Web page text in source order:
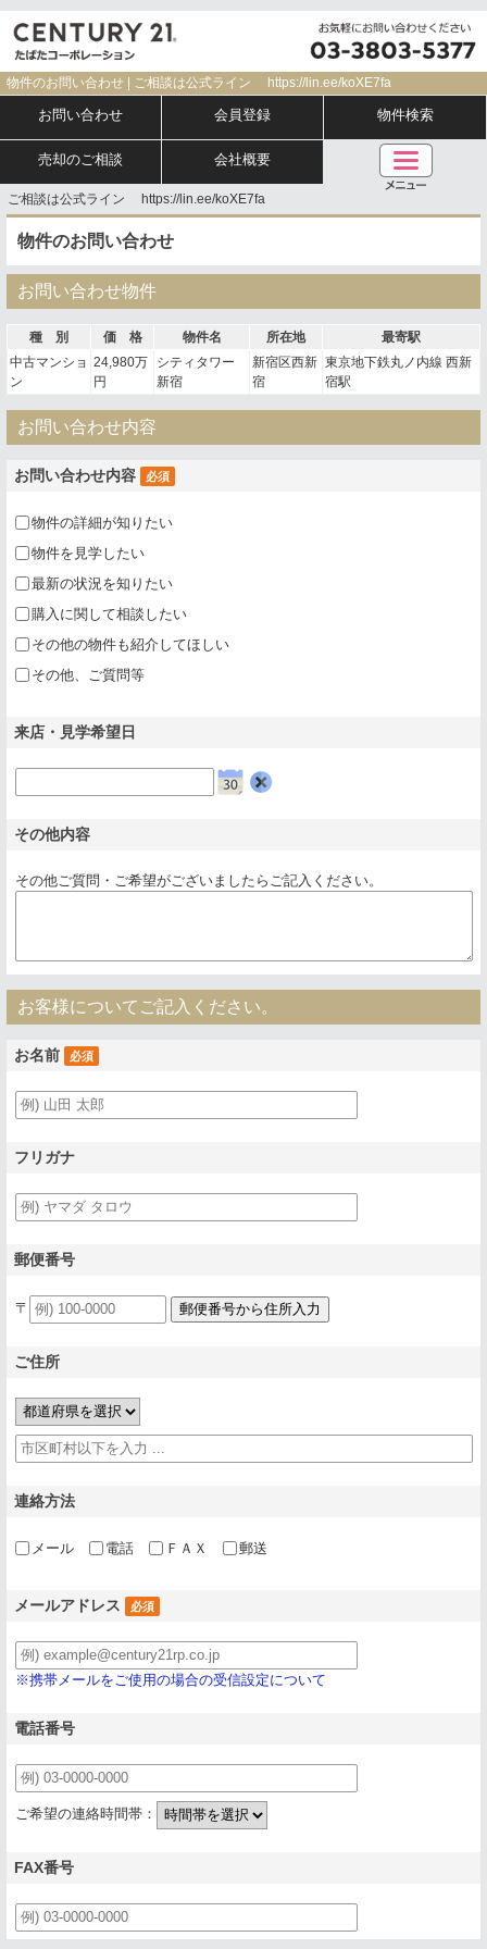
物件のお問い合わせ | ご相談は公式ライン https://lin.ee/koXE7fa
お問い合わせ 会員登録 物件検索
売却のご相談 会社概要
ご相談は公式ライン https://lin.ee/koXE7fa
物件のお問い合わせ
お問い合わせ物件
種 別 価 格 物件名 所在地
最寄駅
中古マンショ
ン
24,980万
円
シティタワー
新宿
新宿区西新
宿
東京地下鉄丸ノ内線 西新
宿駅
お問い合わせ内容
お問い合わせ内容 必須
物件の詳細が知りたい
物件を見学したい
最新の状況を知りたい
購入に関して相談したい
その他の物件も紹介してほしい
その他、ご質問等
来店・見学希望日
その他内容
その他ご質問・ご希望がございましたらご記入ください。
お客様についてご記入ください。
お名前 必須
フリガナ
郵便番号
〒
ご住所
連絡方法
メール 電話 ＦＡＸ 郵送
メールアドレス 必須
※携帯メールをご使用の場合の受信設定について
電話番号
ご希望の連絡時間帯：
FAX番号